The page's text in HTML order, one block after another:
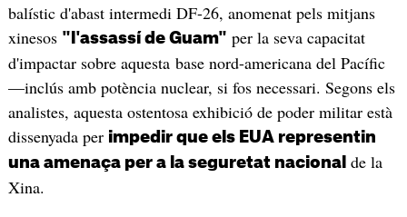
balístic d'abast intermedi DF-26, anomenat pels mitjans
xinesos "l'assassí de Guam" per la seva capacitat
d'impactar sobre aquesta base nord-americana del Pacífic
—inclús amb potència nuclear, si fos necessari. Segons els
analistes, aquesta ostentosa exhibició de poder militar està
dissenyada per impedir que els EUA representin
una amenaça per a la seguretat nacional de la
Xina.